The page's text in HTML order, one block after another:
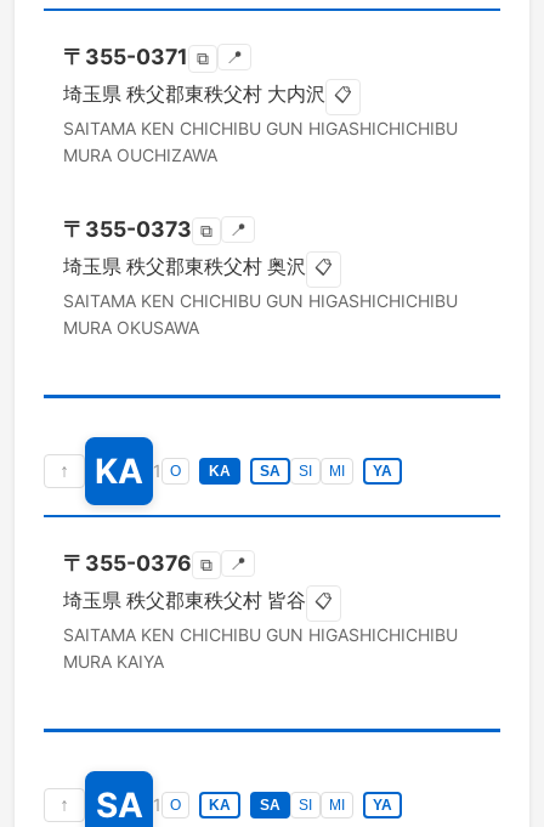
〒 355-0371 ⧉ 📍
埼玉県 秩父郡東秩父村 大内沢 📋
SAITAMA KEN CHICHIBU GUN HIGASHICHICHIBU
MURA OUCHIZAWA
〒 355-0373 ⧉ 📍
埼玉県 秩父郡東秩父村 奥沢 📋
SAITAMA KEN CHICHIBU GUN HIGASHICHICHIBU
MURA OKUSAWA
↑ KA 1 O KA SA SI MI YA
〒 355-0376 ⧉ 📍
埼玉県 秩父郡東秩父村 皆谷 📋
SAITAMA KEN CHICHIBU GUN HIGASHICHICHIBU
MURA KAIYA
↑ SA 1 O KA SA SI MI YA